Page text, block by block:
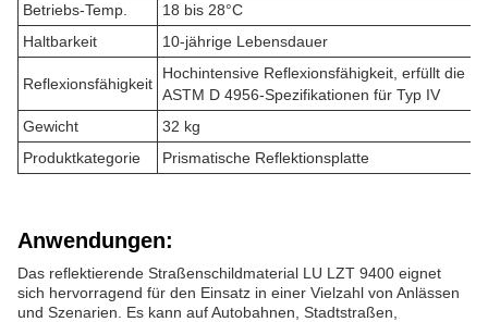
Betriebs-Temp.
18 bis 28°C
Haltbarkeit
10-jährige Lebensdauer
Reflexionsfähigkeit
Hochintensive Reflexionsfähigkeit, erfüllt die
ASTM D 4956-Spezifikationen für Typ IV
Gewicht
32 kg
Produktkategorie
Prismatische Reflektionsplatte
Anwendungen:
Das reflektierende Straßenschildmaterial LU LZT 9400 eignet
sich hervorragend für den Einsatz in einer Vielzahl von Anlässen
und Szenarien. Es kann auf Autobahnen, Stadtstraßen,